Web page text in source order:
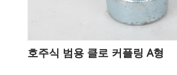
호주식 범용 클로 커플링 A형